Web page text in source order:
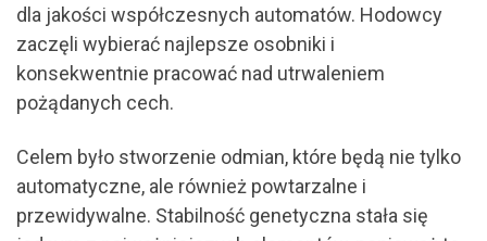
dla jakości współczesnych automatów. Hodowcy
zaczęli wybierać najlepsze osobniki i
konsekwentnie pracować nad utrwaleniem
pożądanych cech.
Celem było stworzenie odmian, które będą nie tylko
automatyczne, ale również powtarzalne i
przewidywalne. Stabilność genetyczna stała się